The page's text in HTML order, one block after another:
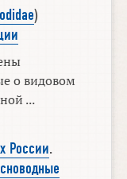
)
о видовом
...
России.